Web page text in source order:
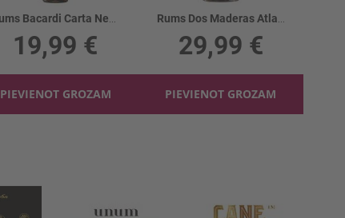
Rums Bacardi Carta Negra 37.5%
19,99 €
PIEVIENOT GROZAM
Rums Dos Maderas Atlantic 37.5%
29,99 €
PIEVIENOT GROZAM